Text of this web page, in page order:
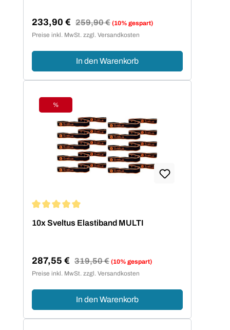
Verkaufspreis:
233,90 € Regulärer Preis:
259,90 € (10% gespart)
Preise inkl. MwSt. zzgl. Versandkosten
In den Warenkorb
Rabatt
%
10x Sveltus Elastiband MULTI
Verkaufspreis:
287,55 € Regulärer Preis:
319,50 € (10% gespart)
Preise inkl. MwSt. zzgl. Versandkosten
In den Warenkorb